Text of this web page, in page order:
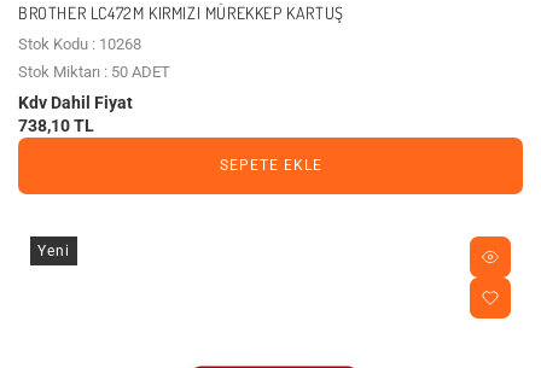
BROTHER LC472M KIRMIZI MÜREKKEP KARTUŞ
Stok Kodu : 10268
Stok Miktarı : 50 ADET
Kdv Dahil Fiyat
738,10 TL
SEPETE EKLE
Yeni